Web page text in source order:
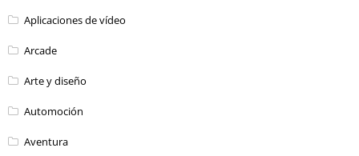
Aplicaciones de vídeo
Arcade
Arte y diseño
Automoción
Aventura